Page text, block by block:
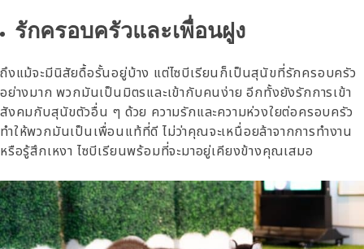
รักครอบครัวและเพื่อนฝูง
ถึงแม้จะมีนิสัยดื้อรั้นอยู่บ้าง แต่ไซบีเรียนก็เป็นสุนัขที่รักครอบครัว
อย่างมาก พวกมันเป็นมิตรและเข้ากับคนง่าย อีกทั้งยังรักการเข้า
สังคมกับสุนัขตัวอื่น ๆ ด้วย ความรักและความห่วงใยต่อครอบครัว
ทำให้พวกมันเป็นเพื่อนแท้ที่ดี ไม่ว่าคุณจะเหนื่อยล้าจากการทำงาน
หรือรู้สึกเหงา ไซบีเรียนพร้อมที่จะมาอยู่เคียงข้างคุณเสมอ